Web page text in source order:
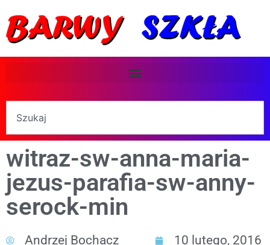
witraz-sw-anna-maria-
jezus-parafia-sw-anny-
serock-min
Andrzej Bochacz 10 lutego, 2016